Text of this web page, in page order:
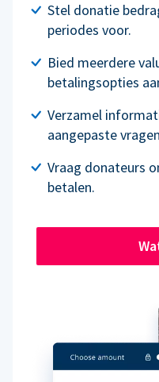
Stel donatie
periodes voor.
Bied meerdere
betalingsopties
Verzamel
aangepaste
Vraag donateurs
betalen.